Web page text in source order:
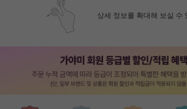
상세 정보를 확대해 보실 수